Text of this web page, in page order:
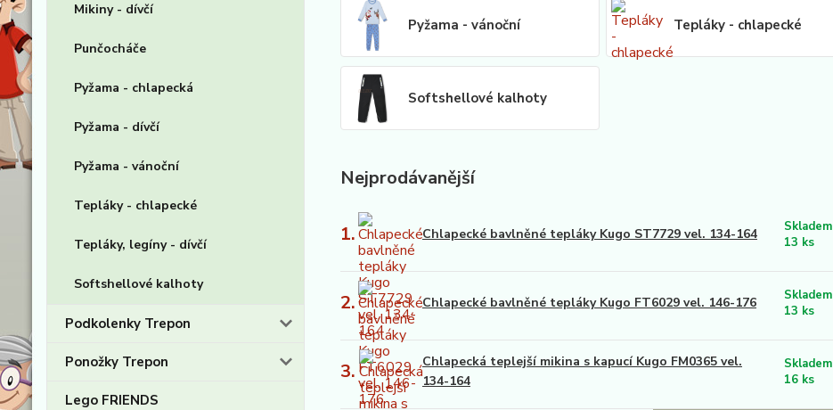
Mikiny - dívčí
Punčocháče
Pyžama - chlapecká
Pyžama - dívčí
Pyžama - vánoční
Tepláky - chlapecké
Tepláky, legíny - dívčí
Softshellové kalhoty
Podkolenky Trepon
Ponožky Trepon
Lego FRIENDS
Pyžama - vánoční Tepláky - chlapecké
Softshellové kalhoty
Nejprodávanější
1. Chlapecké bavlněné tepláky Kugo ST7729 vel. 134-164
Skladem
13 ks
2. Chlapecké bavlněné tepláky Kugo FT6029 vel. 146-176
Skladem
13 ks
3.
Chlapecká teplejší mikina s kapucí Kugo FM0365 vel.
134-164
Skladem
16 ks